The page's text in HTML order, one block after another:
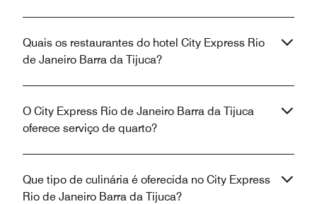
Quais os restaurantes do hotel City Express Rio
de Janeiro Barra da Tijuca?
O City Express Rio de Janeiro Barra da Tijuca
oferece serviço de quarto?
Que tipo de culinária é oferecida no City Express
Rio de Janeiro Barra da Tijuca?